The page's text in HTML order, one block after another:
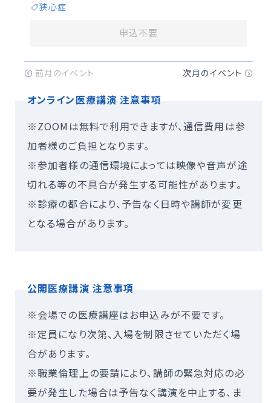
申込不要
狭心症
オンライン医療講演 注意事項
※ZOOMは無料で利用できますが、通信費用は参
加者様のご負担となります。
※参加者様の通信環境によっては映像や音声が途
切れる等の不具合が発生する可能性があります。
※診療の都合により、予告なく日時や講師が変更
となる場合があります。
公開医療講演 注意事項
※会場での医療講座はお申込みが不要です。
※定員になり次第、入場を制限させていただく場
合があります。
※職業倫理上の要請により、講師の緊急対応の必
要が発生した場合は予告なく講演を中止する、ま